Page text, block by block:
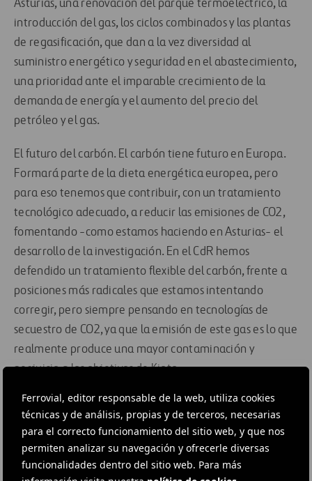
Ferrovial, editor responsable de la web, utiliza cookies
técnicas y de análisis, propias y de terceros, necesarias
para el correcto funcionamiento del sitio web, y que nos
permiten analizar su navegación y ofrecerle diversas
funcionalidades dentro del sitio web. Para más
Asturias, una renovación del parque termoeléctrico, la
introducción del gas, los ciclos combinados y las plantas
de regasificación, que dan a la vez diversidad al
suministro energético y seguridad en el abastecimiento,
una prioridad ante el imparable crecimiento de la
demanda de energía y el aumento del precio del
petróleo y el gas.
El futuro del carbón. El carbón tiene futuro en Europa.
Formará parte de la dieta energética europea, pero
para eso tenemos que contribuir, con un tratamiento
tecnológico adecuado, a reducir las emisiones de CO2,
fomentando -como estamos haciendo en Asturias- el
desarrollo de la investigación. En el CdR hemos
defendido un tratamiento flexible del carbón, frente a
posiciones más radicales que estamos intentando
corregir, pero siempre pensando en tecnologías de
secuestro de CO2, ya que la emisión de este gas es lo que
realmente produce una mayor contaminación y
perjuicio a los objetivos de Kioto.
Además, no podemos olvidar que Asturias es una
Comunidad Autónoma excedentaria en generación de
energía eléctrica (producimos más de lo que
consumimos) y resulta imprescindible que se complete